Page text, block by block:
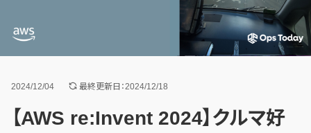
2024/12/04 最終更新日：2024/12/18
【AWS re:Invent 2024】クルマ好